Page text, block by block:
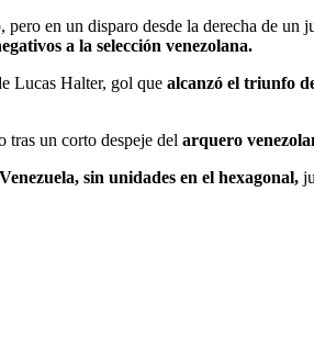
en un disparo desde la derecha de
a la selección venezolana.
Lucas Halter, gol que alcanzó el triunfo
tras un corto despeje del arquero
Venezuela, sin unidades en el hexagonal,